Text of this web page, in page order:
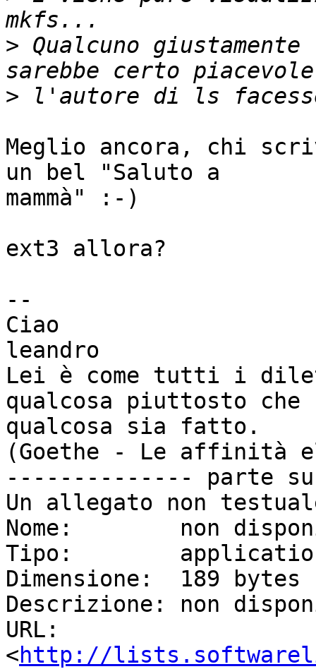
> Qualcuno
>
Meglio ancora, chi
un bel "Saluto a
mammà" :-)
ext3 allora?
--
Ciao
leandro
Lei è come tutti i
qualcosa piuttosto che
qualcosa sia fatto.
(Goethe - Le affinità
-------------- parte
Un allegato non
Nome:        non
Tipo:
Dimensione:  189 bytes
Descrizione: non
URL:
<http://